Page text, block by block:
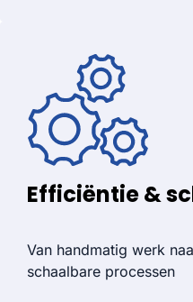
Efficiëntie &
Van handmatig werk
schaalbare processen